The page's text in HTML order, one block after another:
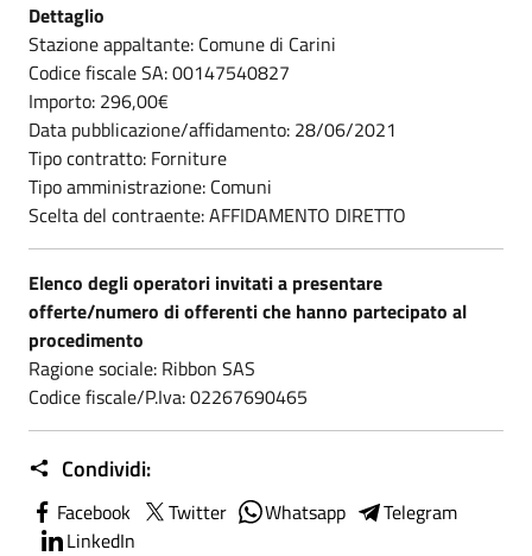
Dettaglio
Stazione appaltante: Comune di Carini
Codice fiscale SA: 00147540827
Importo: 296,00€
Data pubblicazione/affidamento: 28/06/2021
Tipo contratto: Forniture
Tipo amministrazione: Comuni
Scelta del contraente: AFFIDAMENTO DIRETTO
Elenco degli operatori invitati a presentare
offerte/numero di offerenti che hanno partecipato al
procedimento
Ragione sociale: Ribbon SAS
Codice fiscale/P.Iva: 02267690465
Condividi:
Facebook Twitter Whatsapp
Telegram
LinkedIn